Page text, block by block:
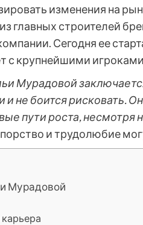
изменения на
главных строителей
Сегодня ее
с крупнейшими
Мурадовой
и не боится рисковать.
пути роста, несмотря
и трудолюбие
Мурадовой